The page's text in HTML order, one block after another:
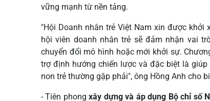
vững mạnh từ nền tảng.
"Hội Doanh nhân trẻ Việt Nam xin được khởi
hội viên doanh nhân trẻ sẽ đảm nhận vai
chuyển đổi mô hình hoặc mới khởi sự.
trợ định hướng chiến lược và đặc biệt là
non trẻ thường gặp phải", ông Hồng Anh cho
- Tiên phongxây dựng và áp dụng Bộ chỉ số